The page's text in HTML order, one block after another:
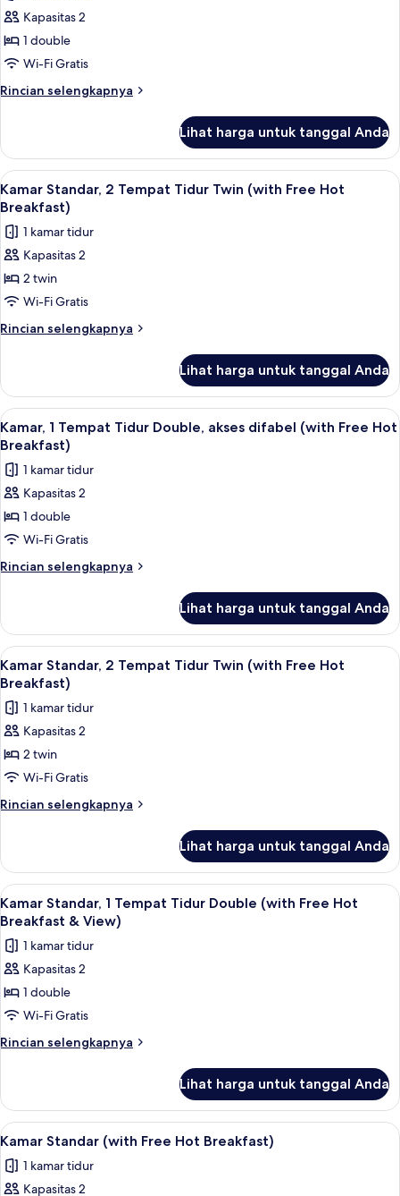
Free
Hot
Breakfast)
dengan
tempat
tidur
Sofa
Free
Kamar
Standar,
1
Tempat
(with
Free
Hot
Breakfast)
Kapasitas 2
1 double
Wi-Fi Gratis
Rincian selengkapnya
Rincian
Kamar
Standar,
1
Tempat
Double
(with
Hot
Breakfast)
Lihat harga untuk tanggal Anda
Lihat
semua
foto
untuk
Kamar
Standar,
2
Tempat
(with
Free
Hot
Breakfast)
Meja kerja, setrika/meja setrika, Wi-
6
Kamar Standar, 2 Tempat Tidur Twin (with Free Hot
Breakfast)
1 kamar tidur
Kapasitas 2
2 twin
Wi-Fi Gratis
Rincian selengkapnya
Rincian
Kamar
Standar,
2
Tempat
Twin
(with
Hot
Breakfast)
Lihat harga untuk tanggal Anda
Lihat
semua
foto
untuk
Kamar,
1
Tempat
Tidur
difabel
(with
Free
Hot
Breakfast)
Meja kerja, setrika/meja setrika, Wi-
5
Kamar, 1 Tempat Tidur Double, akses difabel (with Free Hot
Breakfast)
1 kamar tidur
Kapasitas 2
1 double
Wi-Fi Gratis
Rincian selengkapnya
Rincian
Kamar,
Tempat
Tidur
akses
difabel
Free
Hot
Lihat harga untuk tanggal Anda
Lihat
semua
foto
untuk
Kamar
Standar,
2
Tempat
(with
Free
Hot
Breakfast)
Meja kerja, setrika/meja setrika, Wi-
4
Kamar Standar, 2 Tempat Tidur Twin (with Free Hot
Breakfast)
1 kamar tidur
Kapasitas 2
2 twin
Wi-Fi Gratis
Rincian selengkapnya
Rincian
Kamar
Standar,
2
Tempat
Twin
(with
Hot
Breakfast)
Lihat harga untuk tanggal Anda
Lihat
semua
foto
untuk
Kamar
Standar,
1
Tempat
(with
Free
Hot
Breakfast
&
Meja kerja, setrika/meja setrika, Wi-
4
Kamar Standar, 1 Tempat Tidur Double (with Free Hot
Breakfast & View)
1 kamar tidur
Kapasitas 2
1 double
Wi-Fi Gratis
Rincian selengkapnya
Rincian
Kamar
Standar,
1
Tidur
Double
Lihat harga untuk tanggal Anda
Lihat
semua
foto
Meja kerja, setrika/meja setrika, Wi-
6
Kamar Standar (with Free Hot Breakfast)
1 kamar tidur
Kapasitas 2